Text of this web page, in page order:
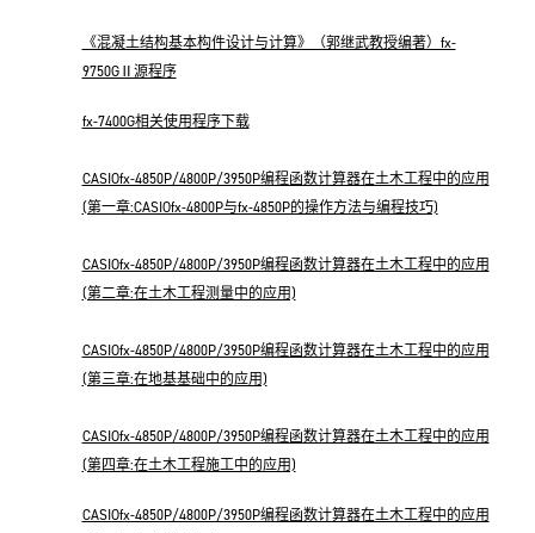
《混凝土结构基本构件设计与计算》（郭继武教授编著）fx-
9750GⅡ源程序
fx-7400G相关使用程序下载
CASIOfx-4850P/4800P/3950P编程函数计算器在土木工程中的应用
(第一章:CASIOfx-4800P与fx-4850P的操作方法与编程技巧)
CASIOfx-4850P/4800P/3950P编程函数计算器在土木工程中的应用
(第二章:在土木工程测量中的应用)
CASIOfx-4850P/4800P/3950P编程函数计算器在土木工程中的应用
(第三章:在地基基础中的应用)
CASIOfx-4850P/4800P/3950P编程函数计算器在土木工程中的应用
(第四章:在土木工程施工中的应用)
CASIOfx-4850P/4800P/3950P编程函数计算器在土木工程中的应用